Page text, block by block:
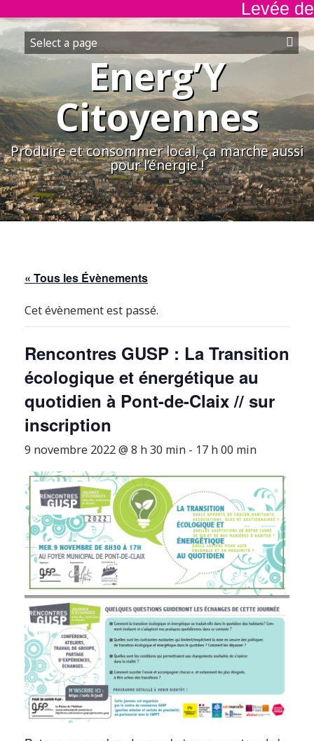
Levée
Aller
au
contenu
Energ’Y
Citoyennes
Produire et consommer local, ça marche aussi
pour l’énergie !
« Tous les Évènements
Cet évènement est passé.
Rencontres GUSP : La Transition
écologique et énergétique au
quotidien à Pont-de-Claix // sur
inscription
9 novembre 2022 @ 8 h 30 min - 17 h 00 min